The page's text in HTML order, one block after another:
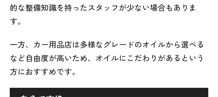
的な整備知識を持ったスタッフが少ない場合もありま
す。
一方、カー用品店は多様なグレードのオイルから選べる
など自由度が高いため、オイルにこだわりがあるという
方におすすめです。